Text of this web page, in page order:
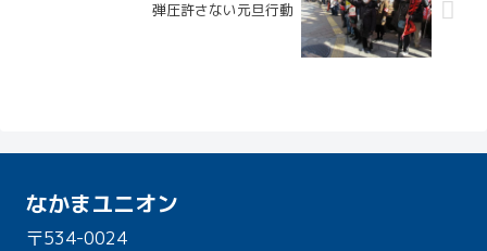
弾圧許さない元旦行動
なかまユニオン
〒534-0024